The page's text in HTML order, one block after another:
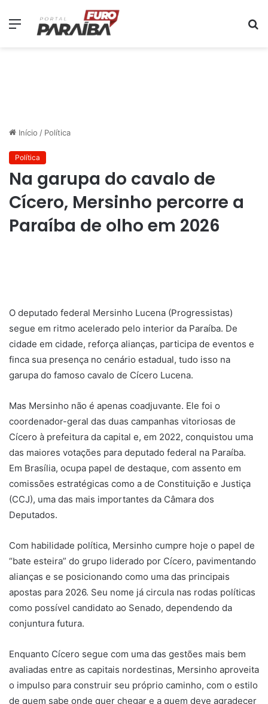
Menu
Início / Política
Política
Na garupa do cavalo de
Cícero, Mersinho percorre a
Paraíba de olho em 2026
O deputado federal Mersinho Lucena (Progressistas)
segue em ritmo acelerado pelo interior da Paraíba. De
cidade em cidade, reforça alianças, participa de eventos e
finca sua presença no cenário estadual, tudo isso na
garupa do famoso cavalo de Cícero Lucena.
Mas Mersinho não é apenas coadjuvante. Ele foi o
coordenador-geral das duas campanhas vitoriosas de
Cícero à prefeitura da capital e, em 2022, conquistou uma
das maiores votações para deputado federal na Paraíba.
Em Brasília, ocupa papel de destaque, com assento em
comissões estratégicas como a de Constituição e Justiça
(CCJ), uma das mais importantes da Câmara dos
Deputados.
Com habilidade política, Mersinho cumpre hoje o papel de
“bate esteira” do grupo liderado por Cícero, pavimentando
alianças e se posicionando como uma das principais
apostas para 2026. Seu nome já circula nas rodas políticas
como possível candidato ao Senado, dependendo da
conjuntura futura.
Enquanto Cícero segue com uma das gestões mais bem
avaliadas entre as capitais nordestinas, Mersinho aproveita
o impulso para construir seu próprio caminho, com o estilo
de quem sabe onde quer chegar e a quem deve agradecer